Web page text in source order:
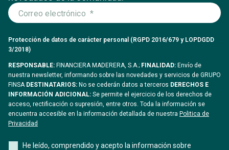
Protección de datos de carácter personal (RGPD 2016/679 y LOPDGDD
3/2018)
RESPONSABLE: FINANCIERA MADERERA, S.A.; FINALIDAD: Envío de
nuestra newsletter, informando sobre las novedades y servicios de GRUPO
FINSADESTINATARIOS: No se cederán datos a terceros DERECHOS E
INFORMACIÓN ADICIONAL: Se permite el ejercicio de los derechos de
acceso, rectificación o supresión, entre otros. Toda la información se
encuentra accesible en la información detallada de nuestra Politica de
Privacidad
He leído, comprendido y acepto la información sobre